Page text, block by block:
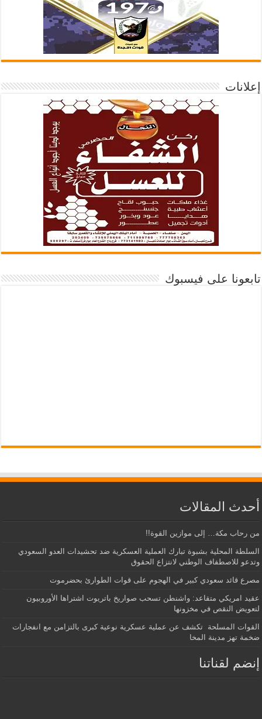
إعلانات
تابعونا على فيسبوك
أحدث المقالات
من رحاب مكة… إلى موازين القوة!!
السلطة المحلية بشبوة تبارك العملية العسكرية ضد تحشيدات العدو السعودي
وتدعو للاصطفاف الوطني لانتزاع الحقوق
مصرع قائد سعودي كبير في الهجوم على قوات الطوارئ بحضرموت
عقيد امريكي متقاعد: واشنطن تسحب صواريخ باتريوت اشتراها الأوروبيون
لتعويض النقص في مخزونها
القوات المسلحة تكشف عن عملية عسكرية نوعية كبرى بالتزامن مع انفجارات
ضخمة تهز مدينة المخا
إنضم لقناتنا